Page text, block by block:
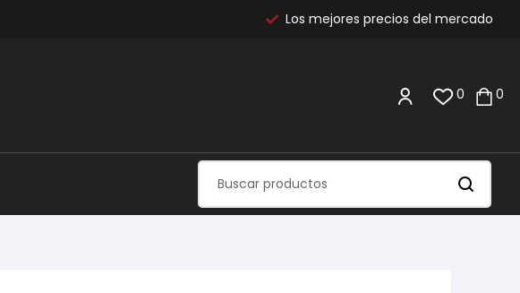
Los mejores precios del mercado
0 0